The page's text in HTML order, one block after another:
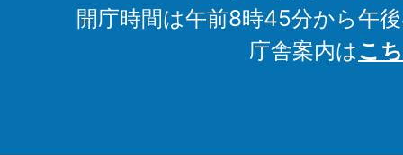
開庁時間は午前8時45分から午
庁舎案内はこ